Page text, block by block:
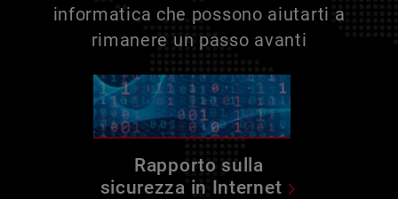
informatica che possono aiutarti a
rimanere un passo avanti
Rapporto sulla
sicurezza in Internet